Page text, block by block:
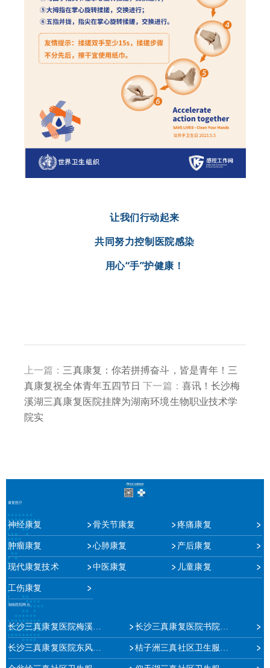
让我们行动起来
共同努力控制医院感染
用心“手”护健康！
上一篇： 三真康复：你若拼搏奋斗，皆是青年！三
真康复祝全体青年五四节日 下一篇： 喜讯！长沙梅
溪湖三真康复医院挂牌为湖南环境生物职业技术学
院实
康复医疗
神经康复 骨关节康复 疼痛康复
肿瘤康复 心肺康复 产后康复
现代康复技术 中医康复 儿童康复
工伤康复
湖南医院网点